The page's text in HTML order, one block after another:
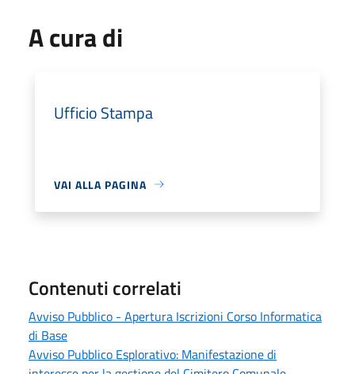
A cura di
Ufficio Stampa
VAI ALLA PAGINA
Contenuti correlati
Avviso Pubblico - Apertura Iscrizioni Corso Informatica
di Base
Avviso Pubblico Esplorativo: Manifestazione di